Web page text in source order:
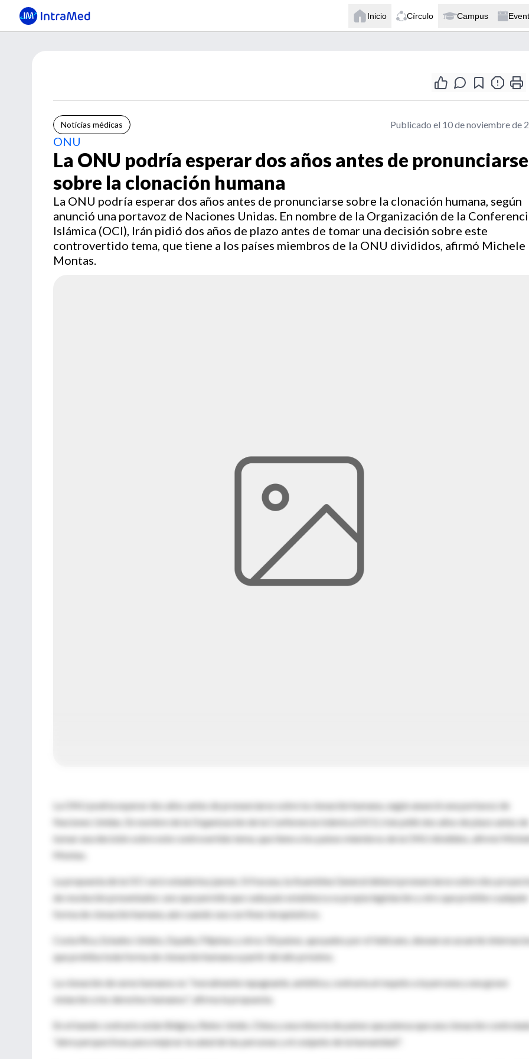
Inicio Círculo Campus
Noticias médicas Publicado el 10 de noviembre de
ONU
La ONU podría esperar dos años antes de pronunciarse
sobre la clonación humana
La ONU podría esperar dos años antes de pronunciarse sobre la clonación humana, según
anunció una portavoz de Naciones Unidas. En nombre de la Organización de la
Islámica (OCI), Irán pidió dos años de plazo antes de tomar una decisión sobre este
controvertido tema, que tiene a los países miembros de la ONU divididos, afirmó Michele
Montas.
La ONU podría esperar dos años antes de pronunciarse sobre la clonación humana, según anunció una portavoz de
Naciones Unidas. En nombre de la Organización de la Conferencia Islámica (OCI), Irán pidió dos años de plazo antes de
tomar una decisión sobre este controvertido tema, que tiene a los países miembros de la ONU divididos, afirmó
Montas.
La propuesta de la OCI será votada hoy jueves. Si fracasa, la Asamblea General deberá pronunciarse sobre dos
de resolución presentados: uno que permite que cada país establezca su propia legislación y otro que prohíbe cualquier
forma de clonación humana, aún cuando sea con fines terapéuticos.
Costa Rica, Estados Unidos, España, Filipinas y otros 50 países, apoyados por el Vaticano, desean un acuerdo
que prohíba toda forma de clonación humana a partir del año próximo.
La clonación de seres humanos es "moralmente repugnante, antiética, contraria al respeto a la persona y una grave
violación a los derechos humanos", afirma la propuesta.
En el bando contrario están Bélgica, Reino Unido, China y una minoría de países que piensa que una clonación
"abre perspectivas para mejorar la salud de las personas y el conjunto de la humanidad".